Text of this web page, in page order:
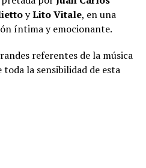
yLito Vitale, en una
íntima y emocionante.
referentes de la música
la sensibilidad de esta